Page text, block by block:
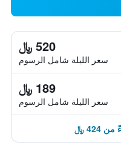
520 ﷼
سعر الليلة شامل الرسوم
189 ﷼
سعر الليلة شامل الرسوم